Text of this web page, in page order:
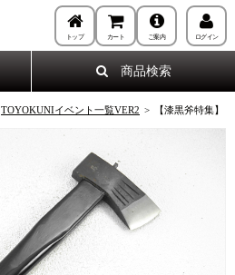
トップ カート ご案内 ログイン
商品検索
TOYOKUNIイベント一覧VER2 > 【漆黒斧特集】